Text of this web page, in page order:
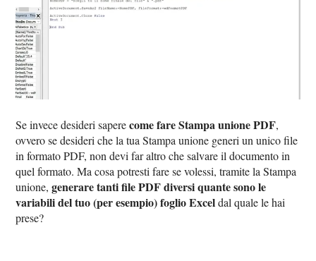
Se invece desideri saperecome fare Stampa unione PDF,
ovvero se desideri che la tua Stampa unione generi un unico file
in formato PDF, non devi far altro che salvare il documento in
quel formato. Ma cosa potresti fare se volessi, tramite la Stampa
unione,generare tanti file PDF diversi quante sono le
variabili del tuo (per esempio) foglio Exceldal quale le hai
prese?